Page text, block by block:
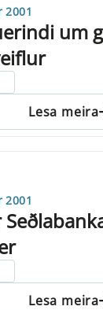
2001
um
Lesa meira
2001
Lesa meira